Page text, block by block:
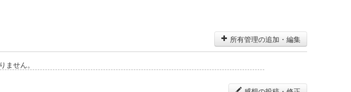
所有管理の追加・編集
ません。